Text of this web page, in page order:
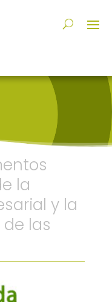
la
y la
las